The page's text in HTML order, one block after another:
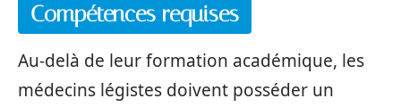
Compétences requises
Au-delà de leur formation académique, les
médecins légistes doivent posséder un